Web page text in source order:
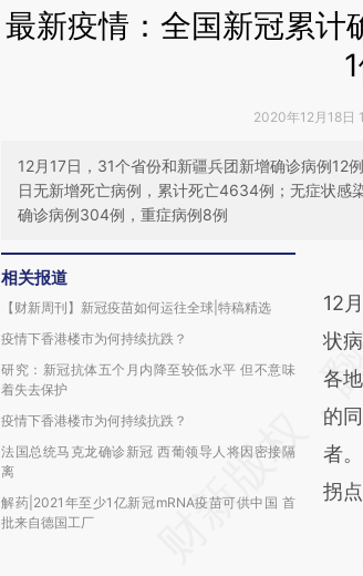
最新疫情：全国新冠累
2020年12月18日
12月17日，31个省份和新疆兵团新增确诊病例12
日无新增死亡病例，累计死亡4634例；无症状感
确诊病例304例，重症病例8例
相关报道
【财新周刊】新冠疫苗如何运往全球|特稿精选
疫情下香港楼市为何持续抗跌？
研究：新冠抗体五个月内降至较低水平 但不意味
着失去保护
疫情下香港楼市为何持续抗跌？
法国总统马克龙确诊新冠 西葡领导人将因密接隔
离
解药|2021年至少1亿新冠mRNA疫苗可供中国 首
批来自德国工厂
请
而
财
比
12
状
各
的
者
拐点
据